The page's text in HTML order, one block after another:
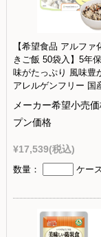
【希望食品 アルファ
きご飯 50袋入】5年
味がたっぷり 風味豊
アレルゲンフリー 国
メーカー希望小売
プン価格
¥17,539(税込)
数量： ケース